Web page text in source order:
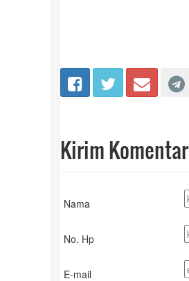
Kirim Komentar
Nama
No. Hp
E-mail